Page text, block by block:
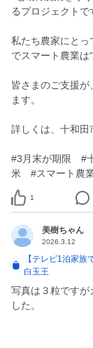
るプロジェクトで
私たち農家にとっ
でスマート農業は
皆さまのご支援
ます。
詳しくは、十和田
#3月末が期限 #
米 #スマート農
1
美樹ちゃん
2026.3.12
【テレビ1泊家
白玉王
写真は３粒ですが
した。